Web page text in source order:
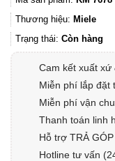
Thương hiệu: Miele
Trạng thái: Còn hàng
Cam kết xuất xứ
Miễn phí lắp đặt
Miễn phí vận
Thanh toán linh
Hỗ trợ TRẢ GÓP
Hotline tư vấn